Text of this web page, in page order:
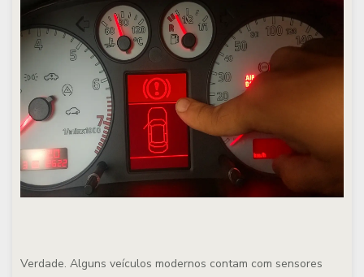
Verdade. Alguns veículos modernos contam com sensores